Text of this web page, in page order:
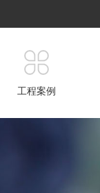
工程案例